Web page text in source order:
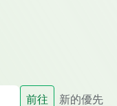
前往 新的優先